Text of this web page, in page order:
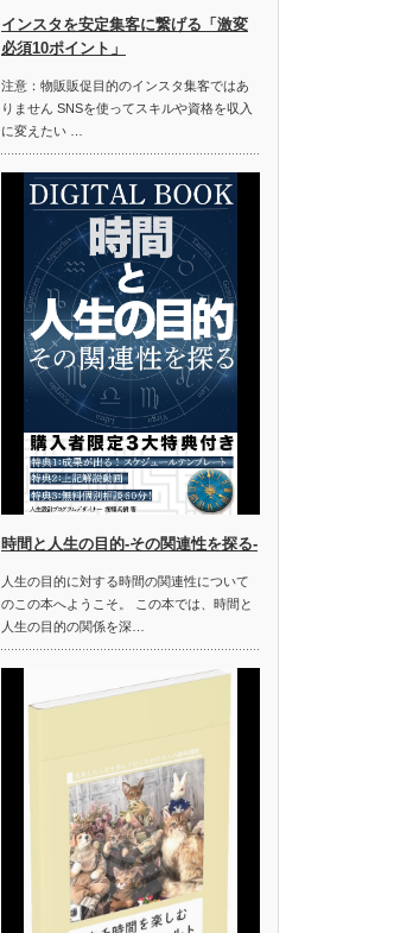
インスタを安定集客に繋げる「激変
必須10ポイント」
注意：物販販促目的のインスタ集客ではあ
りません SNSを使ってスキルや資格を収入
に変えたい …
時間と人生の目的-その関連性を探る-
人生の目的に対する時間の関連性について
のこの本へようこそ。 この本では、時間と
人生の目的の関係を深…